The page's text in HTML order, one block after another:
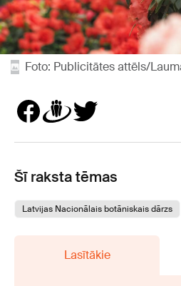
Foto: Publicitātes attēls/
Šī raksta tēmas
Latvijas Nacionālais botāniskais dārzs
Lasītākie